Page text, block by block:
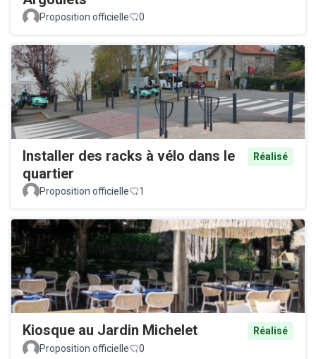
Proposition officielle 0
Installer des racks à vélo dans le
quartier
Réalisé
Proposition officielle 1
Kiosque au Jardin Michelet
Réalisé
Proposition officielle
0